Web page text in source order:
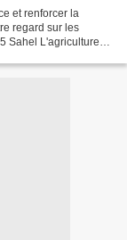
et renforcer la
regard sur les
Sahel L'agriculture